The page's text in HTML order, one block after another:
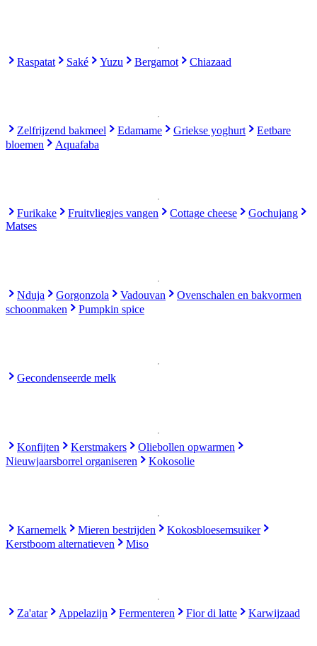
Raspatat Saké Yuzu Bergamot Chiazaad
Zelfrijzend bakmeel Edamame Griekse yoghurt
Eetbare
bloemen
Aquafaba
Furikake Fruitvliegjes vangen Cottage cheese
Gochujang
Matses
Nduja Gorgonzola Vadouvan
Ovenschalen en bakvormen
schoonmaken
Pumpkin spice
Gecondenseerde melk
Konfijten Kerstmakers
Oliebollen opwarmen
Nieuwjaarsborrel organiseren
Kokosolie
Karnemelk Mieren bestrijden
Kokosbloesemsuiker
Kerstboom alternatieven
Miso
Za'atar Appelazijn Fermenteren Fior di latte Karwijzaad